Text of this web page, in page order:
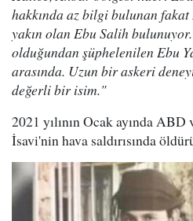
hakkında az bilgi bulunan
yakın olan Ebu Salih
olduğundan şüphelenilen Ebu
arasında. Uzun bir askeri
değerli bir isim."
2021 yılının Ocak ayında
İsavi'nin hava saldırısında